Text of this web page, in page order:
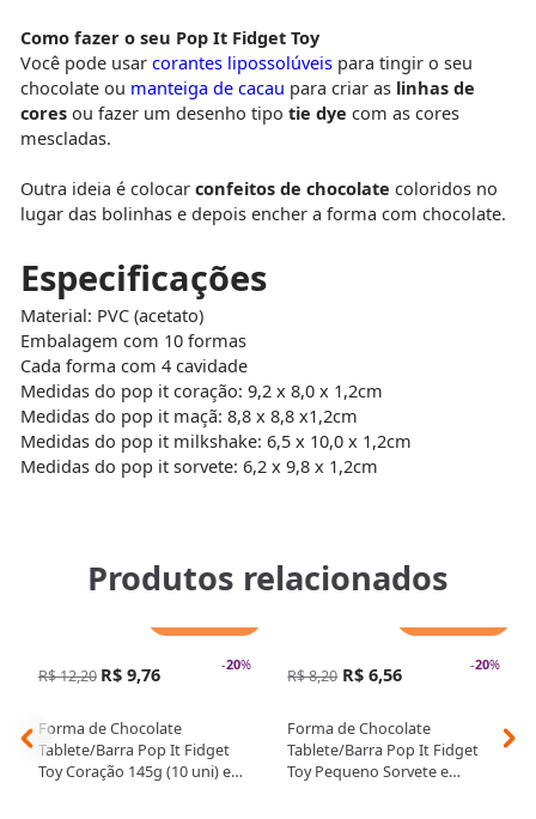
Como fazer o seu Pop It Fidget Toy
Você pode usar corantes lipossolúveispara tingir o seu
chocolate ou manteiga de cacau para criar as linhas de
coresou fazer um desenho tipo tie dye com as cores
mescladas.
Outra ideia é colocar confeitos de chocolate coloridos no
lugar das bolinhas e depois encher a forma com chocolate.
Especificações
Material: PVC (acetato)
Embalagem com 10 formas
Cada forma com 4 cavidade
Medidas do pop it coração: 9,2 x 8,0 x 1,2cm
Medidas do pop it maçã: 8,8 x 8,8 x1,2cm
Medidas do pop it milkshake: 6,5 x 10,0 x 1,2cm
Medidas do pop it sorvete: 6,2 x 9,8 x 1,2cm
Produtos relacionados
-20%
R$ 12,20 R$ 9,76
Forma de Chocolate
Tablete/Barra Pop It Fidget
Toy Coração 145g (10 uni) em
-20%
R$ 8,20 R$ 6,56
Forma de Chocolate
Tablete/Barra Pop It Fidget
Toy Pequeno Sorvete e